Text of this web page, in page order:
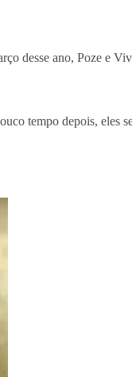
desse ano, Poze e
tempo depois,